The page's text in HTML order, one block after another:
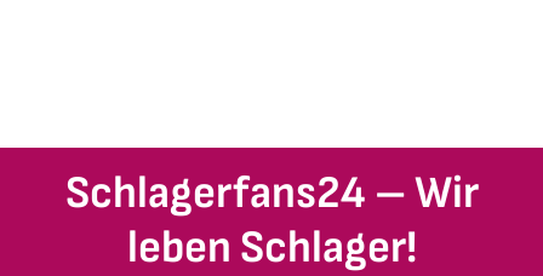
Schlagerfans24 – Wir
leben Schlager!